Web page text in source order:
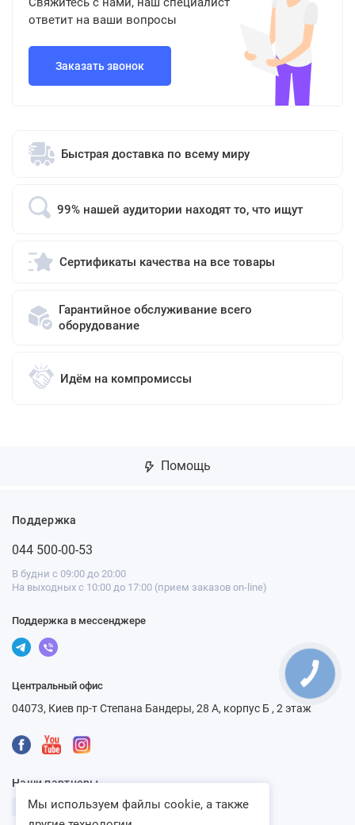
ответит на ваши вопросы
Заказать звонок
Быстрая доставка по всему миру
99% нашей аудитории находят то, что ищут
Сертификаты качества на все товары
Гарантийное обслуживание всего
оборудование
Идём на компромиссы
Помощь
Поддержка
044 500-00-53
В будни с 09:00 до 20:00
На выходных с 10:00 до 17:00 (прием заказов on-line)
Поддержка в мессенджере
Центральный офис
04073, Киев пр-т Степана Бандеры, 28 А, корпус Б , 2 этаж
Наши партнеры
Мы используем файлы cookie, а также